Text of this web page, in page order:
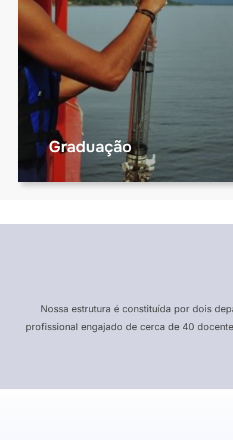
Graduação
Nossa estrutura é constituída por dois
profissional engajado de cerca de 40